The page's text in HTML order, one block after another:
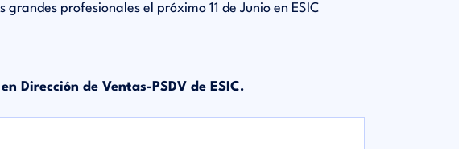
profesionales el próximo 11 de Junio en ESIC
Dirección de Ventas-PSDV de ESIC.